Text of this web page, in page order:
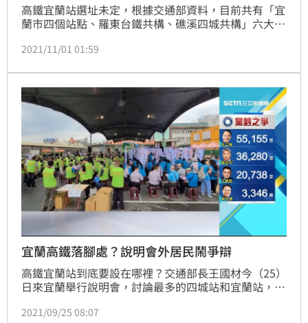
高鐵宜蘭站選址未定，根據交通部資料，目前共有「宜
蘭市四個站點、羅東台鐵共構、礁溪四城共構」六大方
（記者：陳韋帆）
2021/11/01 01:59
宜蘭高鐵落腳處？說明會外居民鬧爭辯
高鐵宜蘭站到底要設在哪裡？交通部長王國材今（25）
日來宜蘭舉行說明會，討論最多的四城站和宜蘭站，紛
火爆。
2021/09/25 08:07